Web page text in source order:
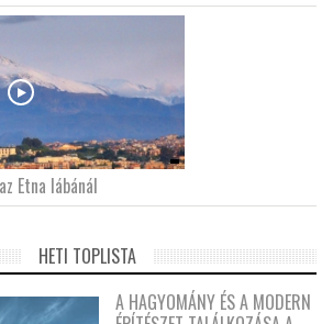
Etna lábánál
HETI TOPLISTA
A HAGYOMÁNY ÉS A MODERN